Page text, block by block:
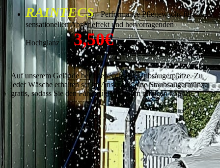
RAINTECS- Performance Pflegewachs für
sensationellen Abperleffekt und hervorragenden
Hochglanz 3,50€
Auf unserem Gelände befinden sich 10 Staubsaugerplätze. Zu
jeder Wäsche erhalten sie im Anschluss eine Staubsaugermünze
gratis, sodass Sie den Fahrzeuginnenraum reinigen können.